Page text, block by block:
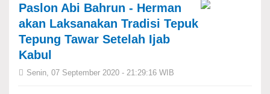
Paslon Abi Bahrun - Herman
akan Laksanakan Tradisi Tepuk
Tepung Tawar Setelah Ijab
Kabul
Senin, 07 September 2020 - 21:29:16 WIB